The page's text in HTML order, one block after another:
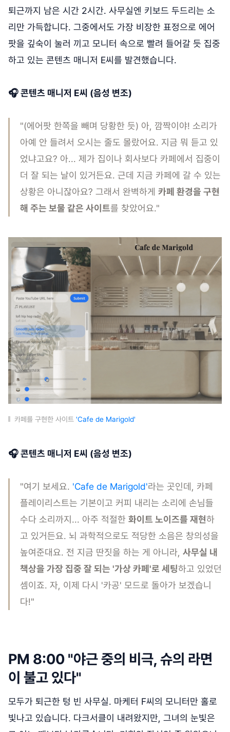
퇴근까지 남은 시간 2시간. 사무실엔 키보드 두드리는 소
리만 가득합니다. 그중에서도 가장 비장한 표정으로 에어
팟을 깊숙이 눌러 끼고 모니터 속으로 빨려 들어갈 듯 집중
하고 있는 콘텐츠 매니저 E씨를 발견했습니다.
🎧 콘텐츠 매니저 E씨 (음성 변조)
"(에어팟 한쪽을 빼며 당황한 듯) 아, 깜짝이야! 소리가
아예 안 들려서 오시는 줄도 몰랐어요. 지금 뭐 듣고 있
었냐고요? 아... 제가 집이나 회사보다 카페에서 집중이
더 잘 되는 날이 있거든요. 근데 지금 카페에 갈 수 있는
상황은 아니잖아요? 그래서 완벽하게 카페 환경을 구현
해 주는 보물 같은 사이트를 찾았어요."
카페를 구현한 사이트 'Cafe de Marigold'
🎧 콘텐츠 매니저 E씨 (음성 변조)
"여기 보세요. 'Cafe de Marigold'라는 곳인데, 카페
플레이리스트는 기본이고 커피 내리는 소리에 손님들
수다 소리까지... 아주 적절한 화이트 노이즈를 재현하
고 있거든요. 뇌 과학적으로도 적당한 소음은 창의성을
높여준대요. 전 지금 딴짓을 하는 게 아니라, 사무실 내
책상을 가장 집중 잘 되는 '가상 카페'로 세팅하고 있었던
셈이죠. 자, 이제 다시 '카공' 모드로 돌아가 보겠습니
다!"
PM 8:00 "야근 중의 비극, 슈의 라면
이 불고 있다"
모두가 퇴근한 텅 빈 사무실. 마케터 F씨의 모니터만 홀로
빛나고 있습니다. 다크서클이 내려왔지만, 그녀의 눈빛은